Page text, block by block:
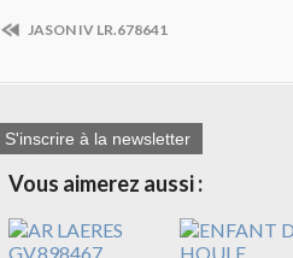
JASON IV LR.678641
S'inscrire à la newsletter
Vous aimerez aussi :